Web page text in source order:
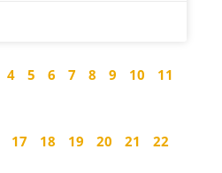
4 5 6 7 8 9 10 11
17 18 19 20 21 22